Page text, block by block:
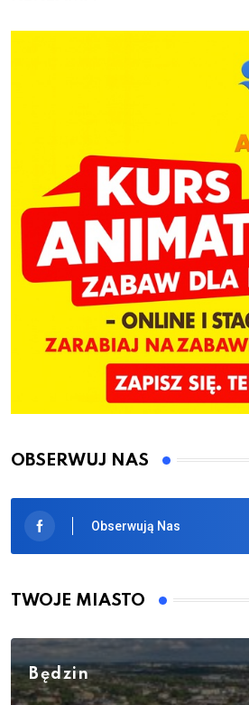
OBSERWUJ NAS
Obserwują Nas
TWOJE MIASTO
Będzin